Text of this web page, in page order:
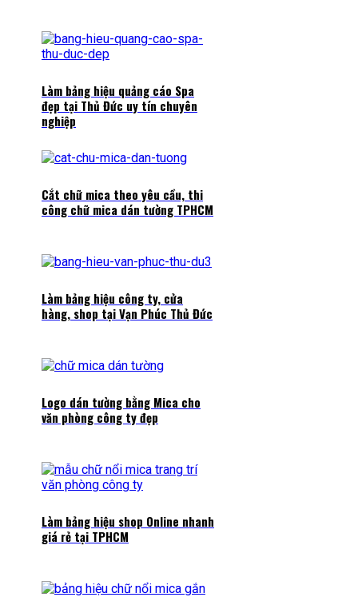
Làm bảng hiệu quảng cáo Spa
đẹp tại Thủ Đức uy tín chuyên
nghiệp
Cắt chữ mica theo yêu cầu, thi
công chữ mica dán tường TPHCM
Làm bảng hiệu công ty, cửa
hàng, shop tại Vạn Phúc Thủ Đức
Logo dán tường bằng Mica cho
văn phòng công ty đẹp
Làm bảng hiệu shop Online nhanh
giá rẻ tại TPHCM